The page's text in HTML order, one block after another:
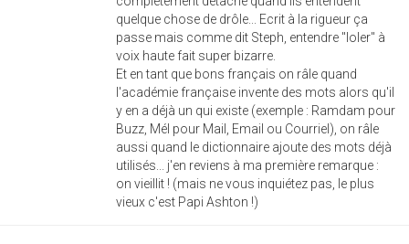
quelque chose de drôle... Ecrit à la rigueur ça
passe mais comme dit Steph, entendre "loler" à
voix haute fait super bizarre.
Et en tant que bons français on râle quand
l'académie française invente des mots alors qu'il
y en a déjà un qui existe (exemple : Ramdam pour
Buzz, Mél pour Mail, Email ou Courriel), on râle
aussi quand le dictionnaire ajoute des mots déjà
utilisés... j'en reviens à ma première remarque :
on vieillit ! (mais ne vous inquiétez pas, le plus
vieux c'est Papi Ashton !)